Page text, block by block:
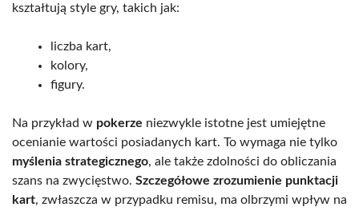
kształtują style gry, takich jak:
liczba kart,
kolory,
figury.
Na przykład w pokerze niezwykle istotne jest umiejętne
ocenianie wartości posiadanych kart. To wymaga nie tylko
myślenia strategicznego, ale także zdolności do obliczania
szans na zwycięstwo. Szczegółowe zrozumienie punktacji
kart, zwłaszcza w przypadku remisu, ma olbrzymi wpływ na